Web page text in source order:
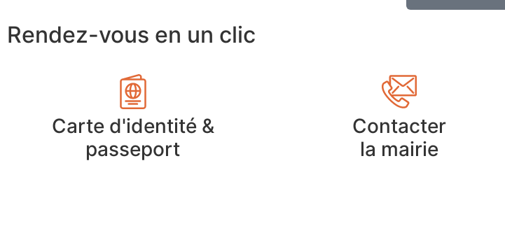
Rendez-vous en un clic
Carte d'identité &
passeport
Contacter
la mairie